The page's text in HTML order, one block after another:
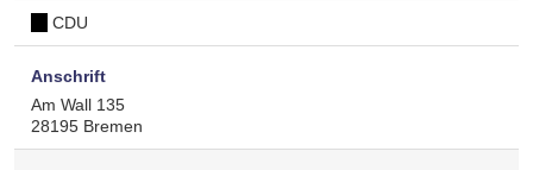
CDU
Anschrift
Am Wall 135
28195 Bremen